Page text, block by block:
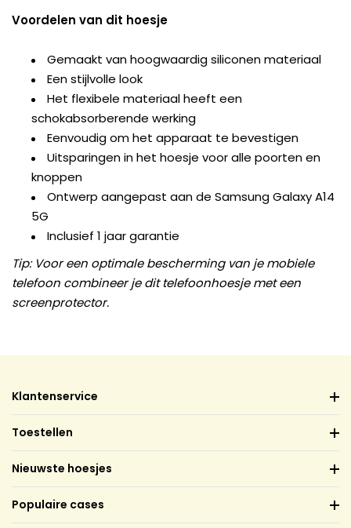
Voordelen van dit hoesje
Gemaakt van hoogwaardig siliconen materiaal
Een stijlvolle look
Het flexibele materiaal heeft een
schokabsorberende werking
Eenvoudig om het apparaat te bevestigen
Uitsparingen in het hoesje voor alle poorten en
knoppen
Ontwerp aangepast aan de Samsung Galaxy A14
5G
Inclusief 1 jaar garantie
Tip: Voor een optimale bescherming van je mobiele
telefoon combineer je dit telefoonhoesje met een
screenprotector.
Klantenservice
Toestellen
Nieuwste hoesjes
Populaire cases